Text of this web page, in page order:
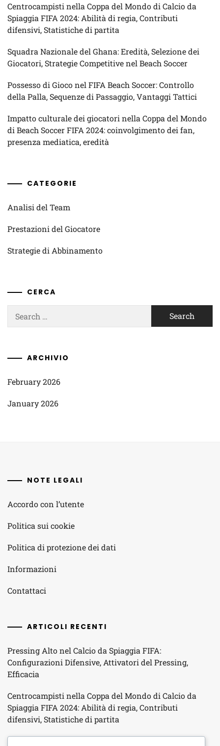
Centrocampisti nella Coppa del Mondo di Calcio da
Spiaggia FIFA 2024: Abilità di regia, Contributi
difensivi, Statistiche di partita
Squadra Nazionale del Ghana: Eredità, Selezione dei
Giocatori, Strategie Competitive nel Beach Soccer
Possesso di Gioco nel FIFA Beach Soccer: Controllo
della Palla, Sequenze di Passaggio, Vantaggi Tattici
Impatto culturale dei giocatori nella Coppa del Mondo
di Beach Soccer FIFA 2024: coinvolgimento dei fan,
presenza mediatica, eredità
CATEGORIE
Analisi del Team
Prestazioni del Giocatore
Strategie di Abbinamento
CERCA
for:
ARCHIVIO
February 2026
January 2026
NOTE LEGALI
Accordo con l’utente
Politica sui cookie
Politica di protezione dei dati
Informazioni
Contattaci
ARTICOLI RECENTI
Pressing Alto nel Calcio da Spiaggia FIFA:
Configurazioni Difensive, Attivatori del Pressing,
Efficacia
Centrocampisti nella Coppa del Mondo di Calcio da
Spiaggia FIFA 2024: Abilità di regia, Contributi
difensivi, Statistiche di partita
Squadra Nazionale del Ghana: Eredità, Selezione dei